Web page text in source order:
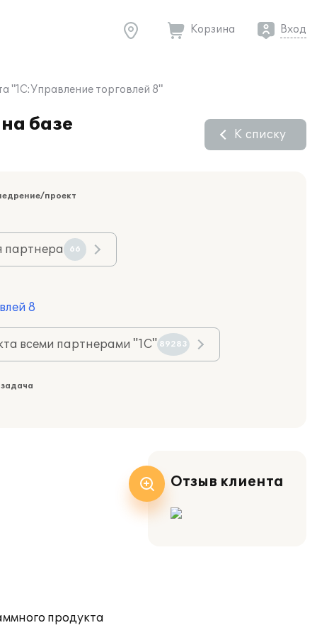
Корзина Вход
"1С:Управление торговлей 8"
базе
К списку
проект
партнера 66
8
всеми партнерами "1С" 89283
продукта
Отзыв клиента